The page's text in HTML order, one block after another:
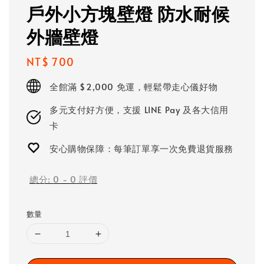
戶外小方塊壁燈 防水耐候
外牆壁燈
Regular
price
NT$ 700
全館滿 $2,000 免運，輕鬆帶走心儀好物
多元支付好方便，支援 LINE Pay 及各大信用
卡
安心購物保障：每筆訂單享一次免費退貨服務
總分: 0 - 0 評價
數量